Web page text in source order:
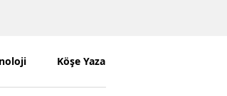
Köşe Yazarları